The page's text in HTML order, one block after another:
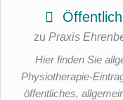
zu Praxis
Hier finden Sie
Physiotherapie-
öffentliches,